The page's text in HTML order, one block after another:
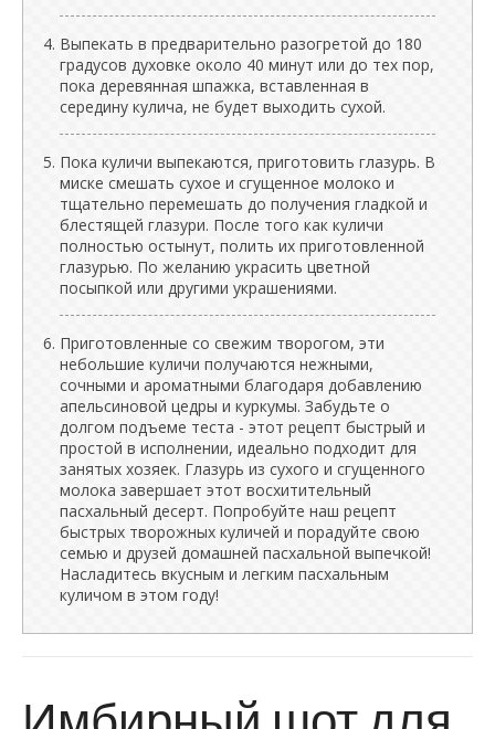
Выпекать в предварительно разогретой до 180
градусов духовке около 40 минут или до тех пор,
пока деревянная шпажка, вставленная в
середину кулича, не будет выходить сухой.
Пока куличи выпекаются, приготовить глазурь. В
миске смешать сухое и сгущенное молоко и
тщательно перемешать до получения гладкой и
блестящей глазури. После того как куличи
полностью остынут, полить их приготовленной
глазурью. По желанию украсить цветной
посыпкой или другими украшениями.
Приготовленные со свежим творогом, эти
небольшие куличи получаются нежными,
сочными и ароматными благодаря добавлению
апельсиновой цедры и куркумы. Забудьте о
долгом подъеме теста - этот рецепт быстрый и
простой в исполнении, идеально подходит для
занятых хозяек. Глазурь из сухого и сгущенного
молока завершает этот восхитительный
пасхальный десерт. Попробуйте наш рецепт
быстрых творожных куличей и порадуйте свою
семью и друзей домашней пасхальной выпечкой!
Насладитесь вкусным и легким пасхальным
куличом в этом году!